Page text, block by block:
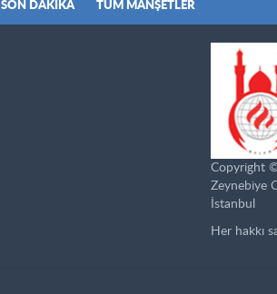
SON DAKIKA TÜM MANŞETLER
Copyright ©
Zeynebiye
İstanbul
Her hakkı